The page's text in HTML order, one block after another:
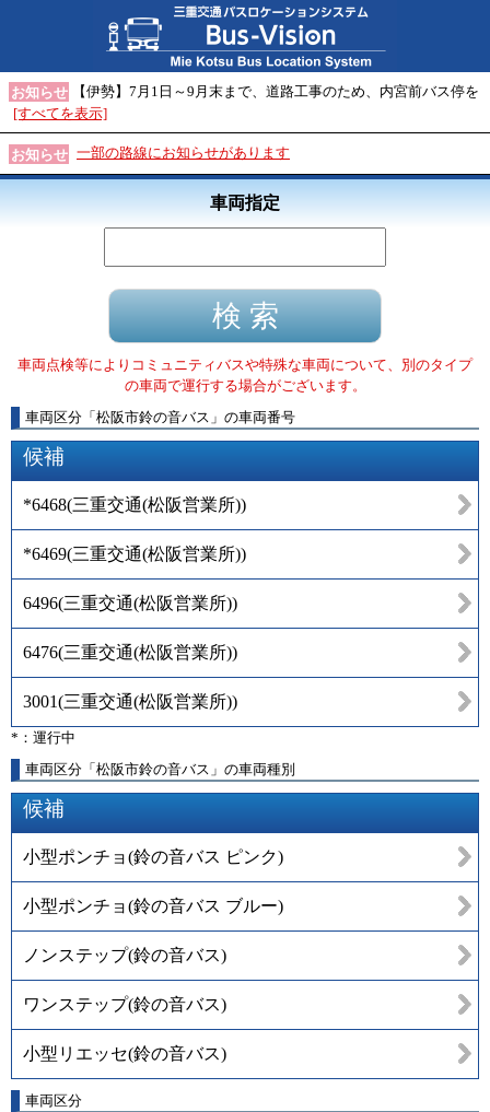
お知らせ
【伊勢】7月1日～9月末まで、道路工事のため、内宮前バス停を
[すべてを表示]
お知らせ 一部の路線にお知らせがあります
車両指定
車両点検等によりコミュニティバスや特殊な車両について、別のタイプ
の車両で運行する場合がございます。
車両区分 「 松阪市鈴の音バス 」 の車両番号
候補
*6468(三重交通(松阪営業所))
*6469(三重交通(松阪営業所))
6496(三重交通(松阪営業所))
6476(三重交通(松阪営業所))
3001(三重交通(松阪営業所))
*：運行中
車両区分「松阪市鈴の音バス」の車両種別
候補
小型ポンチョ(鈴の音バス ピンク)
小型ポンチョ(鈴の音バス ブルー)
ノンステップ(鈴の音バス)
ワンステップ(鈴の音バス)
小型リエッセ(鈴の音バス)
車両区分